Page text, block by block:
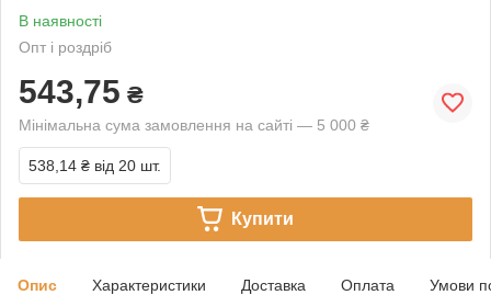
В наявності
Опт і роздріб
543,75 ₴
Мінімальна сума замовлення на сайті — 5 000 ₴
538,14 ₴ від 20 шт.
Купити
Опис Характеристики Доставка Оплата Умови